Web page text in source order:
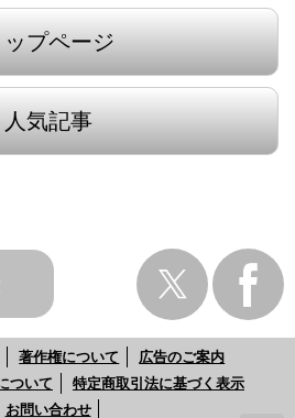
ップページ
人気記事
著作権について
広告のご案内
ついて
特定商取引法に基づく表示
お問い合わせ